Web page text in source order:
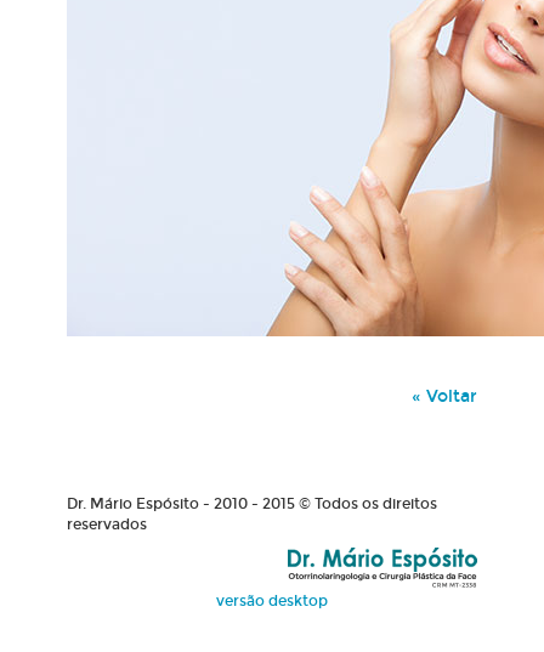
« Voltar
Dr. Mário Espósito - 2010 - 2015 © Todos os direitos
reservados
versão desktop